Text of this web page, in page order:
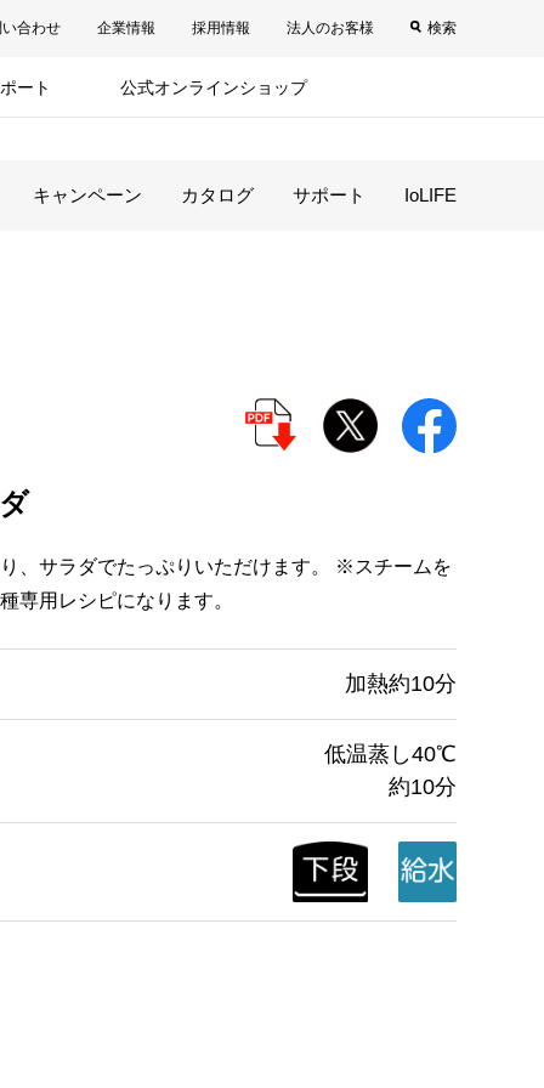
い合わせ 企業情報 採用情報 法人のお客様 検索
ート 公式オンラインショップ
キャンペーン カタログ サポート IoLIFE
、サラダでたっぷりいただけます。 ※スチームを
専用レシピになります。
加熱約10分
低温蒸し40℃
約10分